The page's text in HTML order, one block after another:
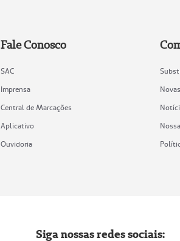
Fale Conosco
SAC
Imprensa
Central de Marcações
Aplicativo
Ouvidoria
Siga nossas redes sociais: